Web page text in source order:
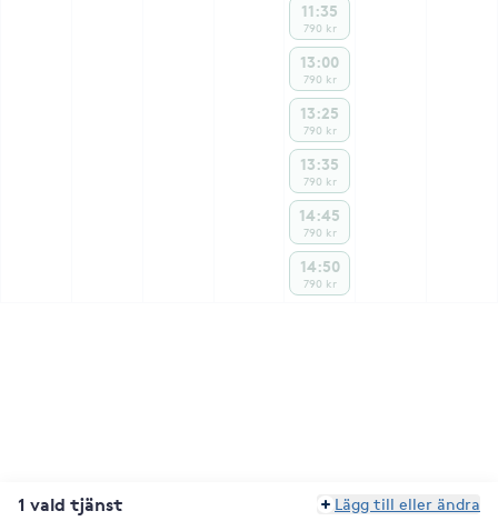
11:35
790 kr
13:00
790 kr
13:25
790 kr
13:35
790 kr
14:45
790 kr
14:50
790 kr
1 vald tjänst Lägg till eller ändra